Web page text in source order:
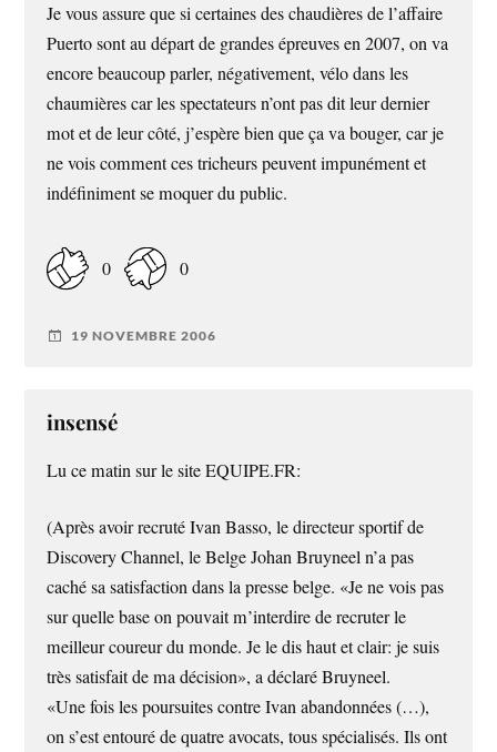
Je vous assure que si certaines des chaudières de l’affaire
Puerto sont au départ de grandes épreuves en 2007, on va
encore beaucoup parler, négativement, vélo dans les
chaumières car les spectateurs n’ont pas dit leur dernier
mot et de leur côté, j’espère bien que ça va bouger, car je
ne vois comment ces tricheurs peuvent impunément et
indéfiniment se moquer du public.
0 0
19 NOVEMBRE 2006
insensé
Lu ce matin sur le site EQUIPE.FR:
(Après avoir recruté Ivan Basso, le directeur sportif de
Discovery Channel, le Belge Johan Bruyneel n’a pas
caché sa satisfaction dans la presse belge. «Je ne vois pas
sur quelle base on pouvait m’interdire de recruter le
meilleur coureur du monde. Je le dis haut et clair: je suis
très satisfait de ma décision», a déclaré Bruyneel.
«Une fois les poursuites contre Ivan abandonnées (…),
on s’est entouré de quatre avocats, tous spécialisés. Ils ont